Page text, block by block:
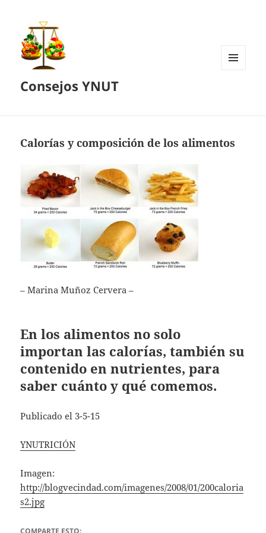
Consejos YNUT
Calorías y composición de los alimentos
– Marina Muñoz Cervera –
En los alimentos no solo
importan las calorías, también su
contenido en nutrientes, para
saber cuánto y qué comemos.
Publicado el 3-5-15
YNUTRICIÓN
Imagen:
http://blogvecindad.com/imagenes/2008/01/200caloria
s2.jpg